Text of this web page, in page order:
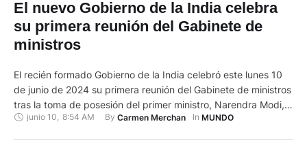
El nuevo Gobierno de la India celebra
su primera reunión del Gabinete de
ministros
El recién formado Gobierno de la India celebró este lunes 10
de junio de 2024 su primera reunión del Gabinete de ministros
tras la toma de posesión del primer ministro, Narendra Modi,
una jornada en la que se hizo público un reparto de carteras
junio 10, 8:54 AM By Carmen Merchan In MUNDO